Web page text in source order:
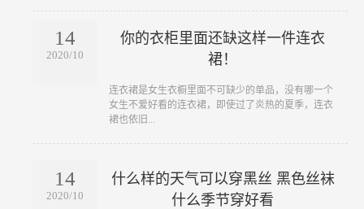
14
2020/10
你的衣柜里面还缺这样一件连衣
裙！
​连衣裙是女生衣橱里面不可缺少的单品，没有哪一个
女生不爱好看的连衣裙，即使过了炎热的夏季，连衣
裙也依旧...
14
2020/10
什么样的天气可以穿黑丝 黑色丝袜
什么季节穿好看